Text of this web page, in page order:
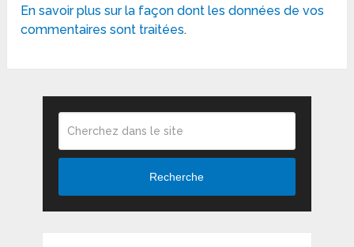
En savoir plus sur la façon dont les données de vos
commentaires sont traitées.
Recherche